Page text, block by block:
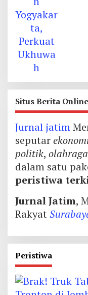
Situs Berita
Jurnal jatim
seputar
politik, olahraga
dalam satu
peristiwa
Jurnal Jatim,
Rakyat
Peristiwa